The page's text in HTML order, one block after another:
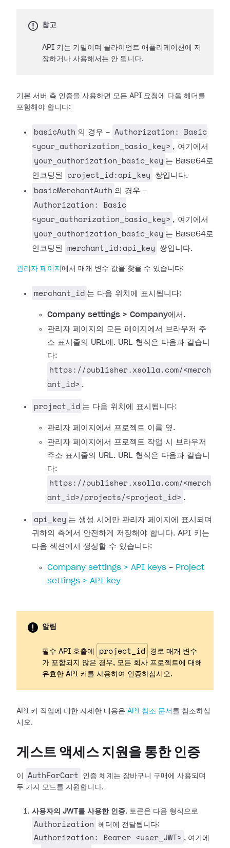
참고
API 키는 기밀이며 클라이언트 애플리케이션에 저
장하거나 사용해서는 안 됩니다.
기본 서버 측 인증을 사용하면 모든 API 요청에 다음 헤더를
포함해야 합니다:
basicAuth 의 경우 - Authorization: Basic
<your_authorization_basic_key> , 여기에서
your_authorization_basic_key 는 Base64로
인코딩된
project_id:api_key 쌍입니다.
basicMerchantAuth 의 경우 -
Authorization: Basic
<your_authorization_basic_key> , 여기에서
your_authorization_basic_key 는 Base64로
인코딩된
merchant_id:api_key 쌍입니다.
관리자 페이지 에서 매개 변수 값을 찾을 수 있습니다:
merchant_id 는 다음 위치에 표시됩니다:
Company settings > Company에서.
관리자 페이지의 모든 페이지에서 브라우저 주
소 표시줄의 URL에. URL 형식은 다음과 같습니
다:
https://publisher.xsolla.com/<merch
ant_id> .
project_id 는 다음 위치에 표시됩니다:
관리자 페이지에서 프로젝트 이름 옆.
관리자 페이지에서 프로젝트 작업 시 브라우저
주소 표시줄의 URL. URL 형식은 다음과 같습니
다:
https://publisher.xsolla.com/<merch
ant_id>/projects/<project_id> .
api_key 는 생성 시에만 관리자 페이지에 표시되며
귀하의 측에서 안전하게 저장해야 합니다. API 키는
다음 섹션에서 생성할 수 있습니다:
Company settings > API keys - Project
settings > API key
알림
필수 API 호출에 project_id
경로 매개 변수
가 포함되지 않은 경우, 모든 회사 프로젝트에 대해
유효한 API 키를 사용하여 인증하십시오.
API 키 작업에 대한 자세한 내용은 API 참조 문서 를 참조하십
시오.
게스트 액세스 지원을 통한 인증
이 AuthForCart
인증 체계는 장바구니 구매에 사용되며
두 가지 모드를 지원합니다.
사용자의 JWT를 사용한 인증. 토큰은 다음 형식으로
Authorization 헤더에 전달됩니다:
Authorization: Bearer <user_JWT> , 여기에